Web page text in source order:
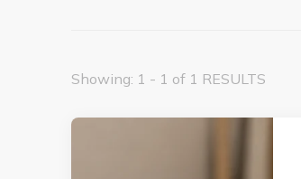
Showing: 1 - 1 of 1 RESULTS